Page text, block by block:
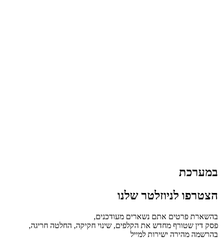
במערכת
הצטרפו לניוזלטר שלנו
בהשארת פרטים אתם נשארים מעודכנים,
פסק דין שטורף מחדש את הקלפים, שינוי חקיקה, החלטה חריגה,
בהרשמה מהירה ישירות למייל